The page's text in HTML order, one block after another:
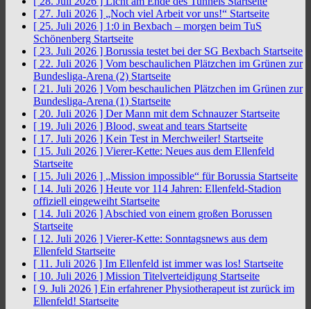
[ 27. Juli 2026 ] „Noch viel Arbeit vor uns!“ Startseite
[ 25. Juli 2026 ] 1:0 in Bexbach – morgen beim TuS
Schönenberg Startseite
[ 23. Juli 2026 ] Borussia testet bei der SG Bexbach Startseite
[ 22. Juli 2026 ] Vom beschaulichen Plätzchen im Grünen zur
Bundesliga-Arena (2) Startseite
[ 21. Juli 2026 ] Vom beschaulichen Plätzchen im Grünen zur
Bundesliga-Arena (1) Startseite
[ 20. Juli 2026 ] Der Mann mit dem Schnauzer Startseite
[ 19. Juli 2026 ] Blood, sweat and tears Startseite
[ 17. Juli 2026 ] Kein Test in Merchweiler! Startseite
[ 15. Juli 2026 ] Vierer-Kette: Neues aus dem Ellenfeld
Startseite
[ 15. Juli 2026 ] „Mission impossible“ für Borussia Startseite
[ 14. Juli 2026 ] Heute vor 114 Jahren: Ellenfeld-Stadion
offiziell eingeweiht Startseite
[ 14. Juli 2026 ] Abschied von einem großen Borussen
Startseite
[ 12. Juli 2026 ] Vierer-Kette: Sonntagsnews aus dem
Ellenfeld Startseite
[ 11. Juli 2026 ] Im Ellenfeld ist immer was los! Startseite
[ 10. Juli 2026 ] Mission Titelverteidigung Startseite
[ 9. Juli 2026 ] Ein erfahrener Physiotherapeut ist zurück im
Ellenfeld! Startseite